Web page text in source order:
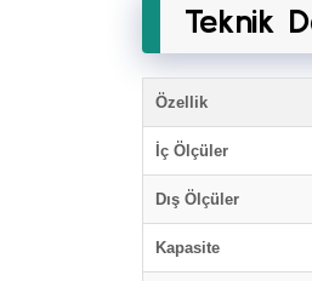
Teknik
Özellik
İç Ölçüler
Dış Ölçüler
Kapasite